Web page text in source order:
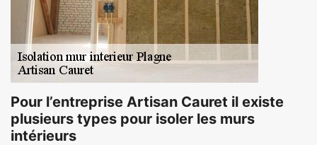
Pour l’entreprise Artisan Cauret il existe
plusieurs types pour isoler les murs
intérieurs